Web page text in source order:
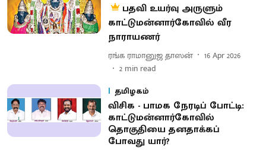
பதவி உயர்வு அருளும்
காட்டுமன்னார்கோவில் வீர
நாராயணர்
ரங்க ராமானுஜ தாஸன்
16 Apr 2026
2 min read
தமிழகம்
விசிக - பாமக நேரடிப் போட்டி:
காட்டுமன்னார்கோவில்
தொகுதியை தனதாக்கப்
போவது யார்?